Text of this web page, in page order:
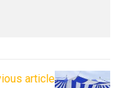
article